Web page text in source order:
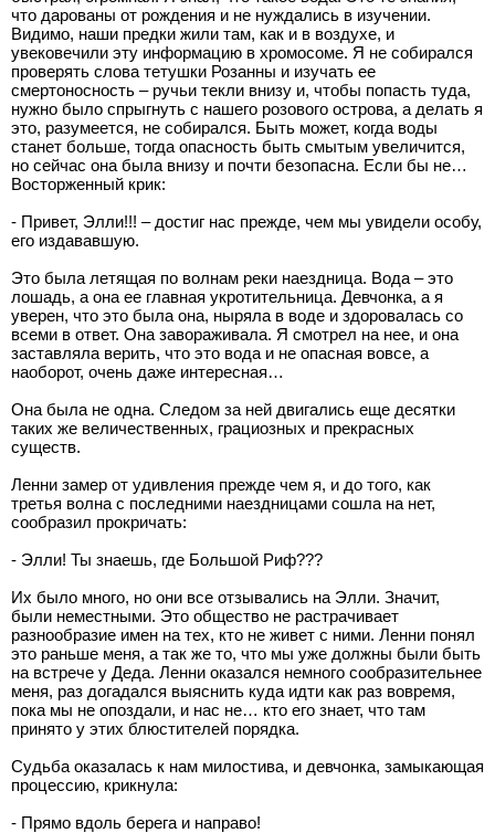
что дарованы от рождения и не нуждались в изучении.
Видимо, наши предки жили там, как и в воздухе, и
увековечили эту информацию в хромосоме. Я не собирался
проверять слова тетушки Розанны и изучать ее
смертоносность – ручьи текли внизу и, чтобы попасть туда,
нужно было спрыгнуть с нашего розового острова, а делать я
это, разумеется, не собирался. Быть может, когда воды
станет больше, тогда опасность быть смытым увеличится,
но сейчас она была внизу и почти безопасна. Если бы не…
Восторженный крик:
- Привет, Элли!!! – достиг нас прежде, чем мы увидели особу,
его издававшую.
Это была летящая по волнам реки наездница. Вода – это
лошадь, а она ее главная укротительница. Девчонка, а я
уверен, что это была она, ныряла в воде и здоровалась со
всеми в ответ. Она завораживала. Я смотрел на нее, и она
заставляла верить, что это вода и не опасная вовсе, а
наоборот, очень даже интересная…
Она была не одна. Следом за ней двигались еще десятки
таких же величественных, грациозных и прекрасных
существ.
Ленни замер от удивления прежде чем я, и до того, как
третья волна с последними наездницами сошла на нет,
сообразил прокричать:
- Элли! Ты знаешь, где Большой Риф???
Их было много, но они все отзывались на Элли. Значит,
были неместными. Это общество не растрачивает
разнообразие имен на тех, кто не живет с ними. Ленни понял
это раньше меня, а так же то, что мы уже должны были быть
на встрече у Деда. Ленни оказался немного сообразительнее
меня, раз догадался выяснить куда идти как раз вовремя,
пока мы не опоздали, и нас не… кто его знает, что там
принято у этих блюстителей порядка.
Судьба оказалась к нам милостива, и девчонка, замыкающая
процессию, крикнула:
- Прямо вдоль берега и направо!